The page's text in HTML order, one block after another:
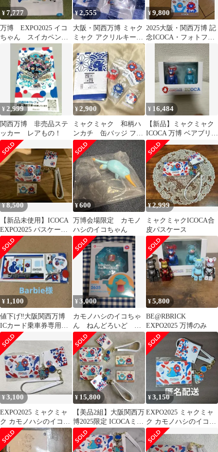
¥7,777
万博 EXPO2025 イコ
ちゃん スイカペンギ
ン ミャクミャク T
シャツ L
¥2,555
大阪・関西万博 ミャク
ミャク アクリルキーホ
ルダー 4種セット
¥9,800
2025大阪・関西万博 記
念ICOCA・フォトフレ
ームセット
¥2,999
関西万博 非売品ステ
ッカー レアもの！
¥2,900
ミャクミャク 和柄ハ
ンカチ 缶バッジ フィ
ギュア ガチャ まと
め売り
¥ 16,484
【新品】ミャクミャク
ICOCA 万博 ベアブリッ
クBE@RBRICK 限定品
¥8,500
【新品未使用】ICOCA
EXPO2025 パスケース
ミャクミャク
¥600
万博会場限定 カモノ
ハシのイコちゃん
¥2,999
ミャクミャクICOCA合
皮パスケース
¥ 1,100
値下げ‼️大阪関西万博
ICカード乗車券専用パ
スケース
¥3,000
カモノハシのイコちゃ
ん ねんどろいど フ
ィギュア 2635
¥5,800
BE@RBRICK
EXPO2025 万博のみ
¥3,100
EXPO2025 ミャクミャ
ク カモノハシのイコち
ゃん パスケース
¥ 15,800
【美品2組】大阪関西万
博2025限定 ICOCAミャ
クミャク パスケース
¥3,150
EXPO2025 ミャクミャ
ク カモノハシのイコち
ゃん パスケース